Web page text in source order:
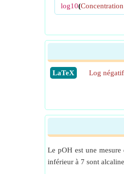
log10(
​LaTeX Log
Le pOH est une
inférieur à 7 sont